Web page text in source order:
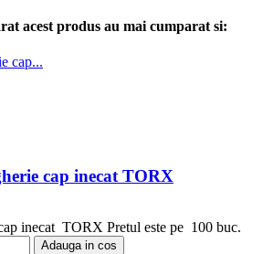
acest produs au mai cumparat si:
cap inecat TORX
inecat TORX Pretul este pe 100 buc.
Adauga in cos